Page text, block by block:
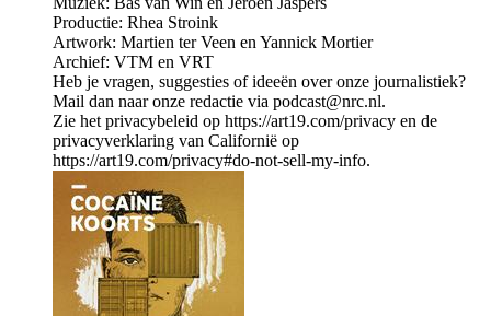
Productie: Rhea Stroink
Artwork: Martien ter Veen en Yannick Mortier
Archief: VTM en VRT
Heb je vragen, suggesties of ideeën over onze journalistiek?
Mail dan naar onze redactie via podcast@nrc.nl.
Zie het privacybeleid op https://art19.com/privacy en de
privacyverklaring van Californië op
https://art19.com/privacy#do-not-sell-my-info.